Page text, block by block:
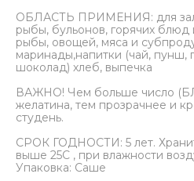
ОБЛАСТЬ ПРИМЕНИЯ: для
рыбы, бульонов, горячих блюд
рыбы, овощей, мяса и
маринады,напитки (чай, пунш,
шоколад) хлеб, выпечка
ВАЖНО! Чем больше число
желатина, тем прозрачнее и
студень.
СРОК ГОДНОСТИ: 5 лет.
выше 25С , при влажности
Упаковка: Саше